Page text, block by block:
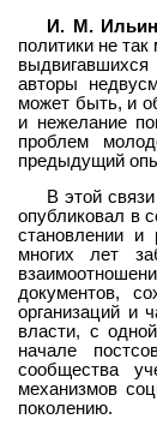
И. М.
политики не
авторы
может быть, и
и нежелание
проблем
предыдущий
В этой
опубликовал в
становлении и
многих лет
документов,
организаций и
власти, с
начале
сообщества
механизмов
поколению.